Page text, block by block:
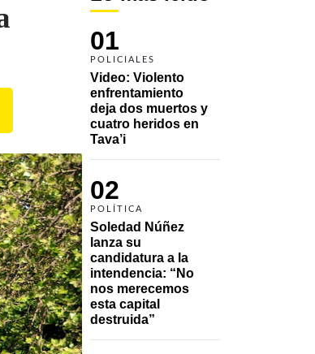
01
POLICIALES
Video: Violento
enfrentamiento
deja dos muertos y
cuatro heridos en
Tava’i
02
POLÍTICA
Soledad Núñez
lanza su
candidatura a la
intendencia: “No
nos merecemos
esta capital
destruida”